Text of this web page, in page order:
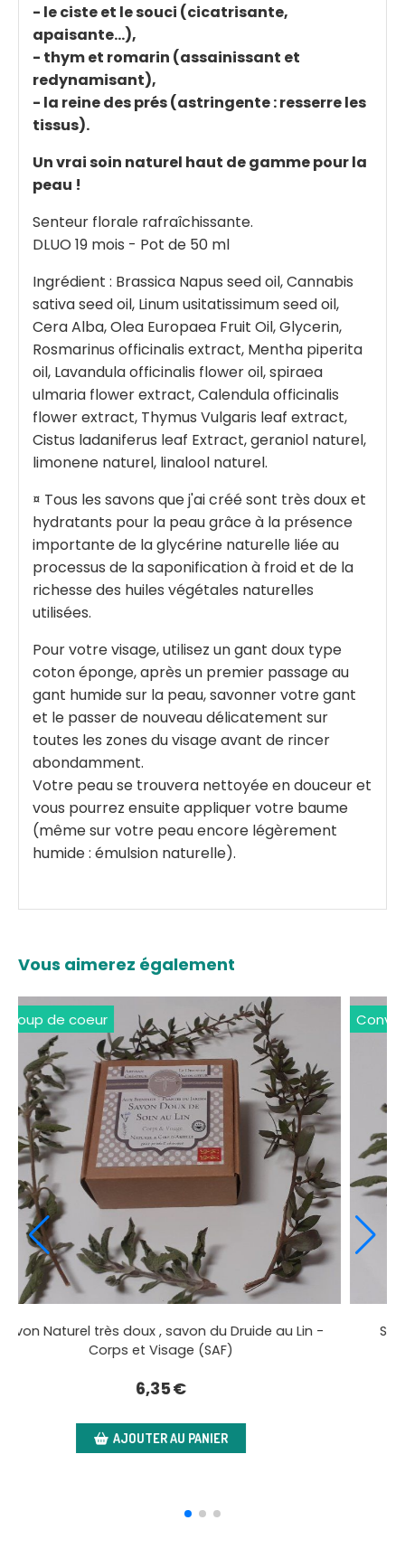
- le ciste et le souci (cicatrisante,
apaisante...),
- thym et romarin (assainissant et
redynamisant),
- la reine des prés (astringente : resserre les
tissus).
Un vrai soin naturel haut de gamme pour la
peau !
Senteur florale rafraîchissante.
DLUO 19 mois - Pot de 50 ml
Ingrédient : Brassica Napus seed oil, Cannabis
sativa seed oil, Linum usitatissimum seed oil,
Cera Alba, Olea Europaea Fruit Oil, Glycerin,
Rosmarinus officinalis extract, Mentha piperita
oil, Lavandula officinalis flower oil, spiraea
ulmaria flower extract, Calendula officinalis
flower extract, Thymus Vulgaris leaf extract,
Cistus ladaniferus leaf Extract, geraniol naturel,
limonene naturel, linalool naturel.
¤ Tous les savons que j'ai créé sont très doux et
hydratants pour la peau grâce à la présence
importante de la glycérine naturelle liée au
processus de la saponification à froid et de la
richesse des huiles végétales naturelles
utilisées.
Pour votre visage, utilisez un gant doux type
coton éponge, après un premier passage au
gant humide sur la peau, savonner votre gant
et le passer de nouveau délicatement sur
toutes les zones du visage avant de rincer
abondamment.
Votre peau se trouvera nettoyée en douceur et
vous pourrez ensuite appliquer votre baume
(même sur votre peau encore légèrement
humide : émulsion naturelle).
Vous aimerez également
Savon Artisanal Lavande - Corps et Visage (SAF)
AJOUTER AU PANIER
Saponification à Froid